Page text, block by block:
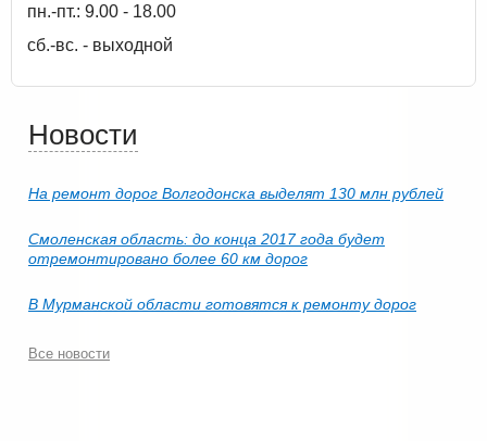
пн.-пт.: 9.00 - 18.00
сб.-вс. - выходной
Новости
На ремонт дорог Волгодонска выделят 130 млн рублей
Смоленская область: до конца 2017 года будет
отремонтировано более 60 км дорог
В Мурманской области готовятся к ремонту дорог
Все новости